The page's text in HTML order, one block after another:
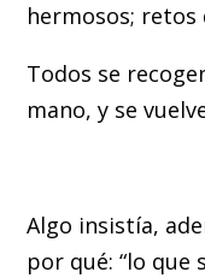
hermosos; retos
Todos se
mano, y se
Algo insistía,
por qué: “lo que